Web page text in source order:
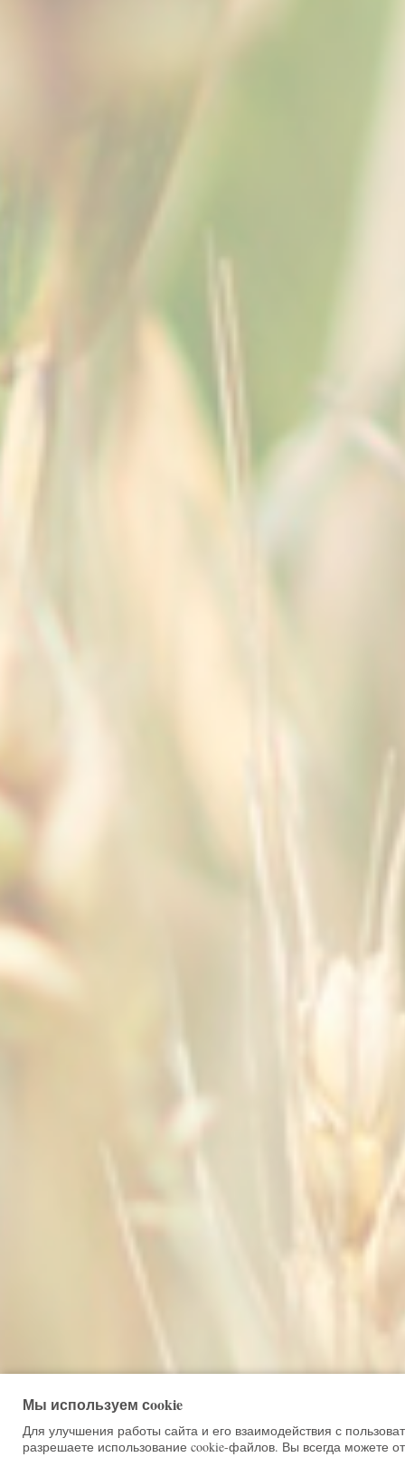
Мы используем сookie
Для улучшения работы сайта и его взаимодействия с
разрешаете использование cookie-файлов. Вы всегда можете